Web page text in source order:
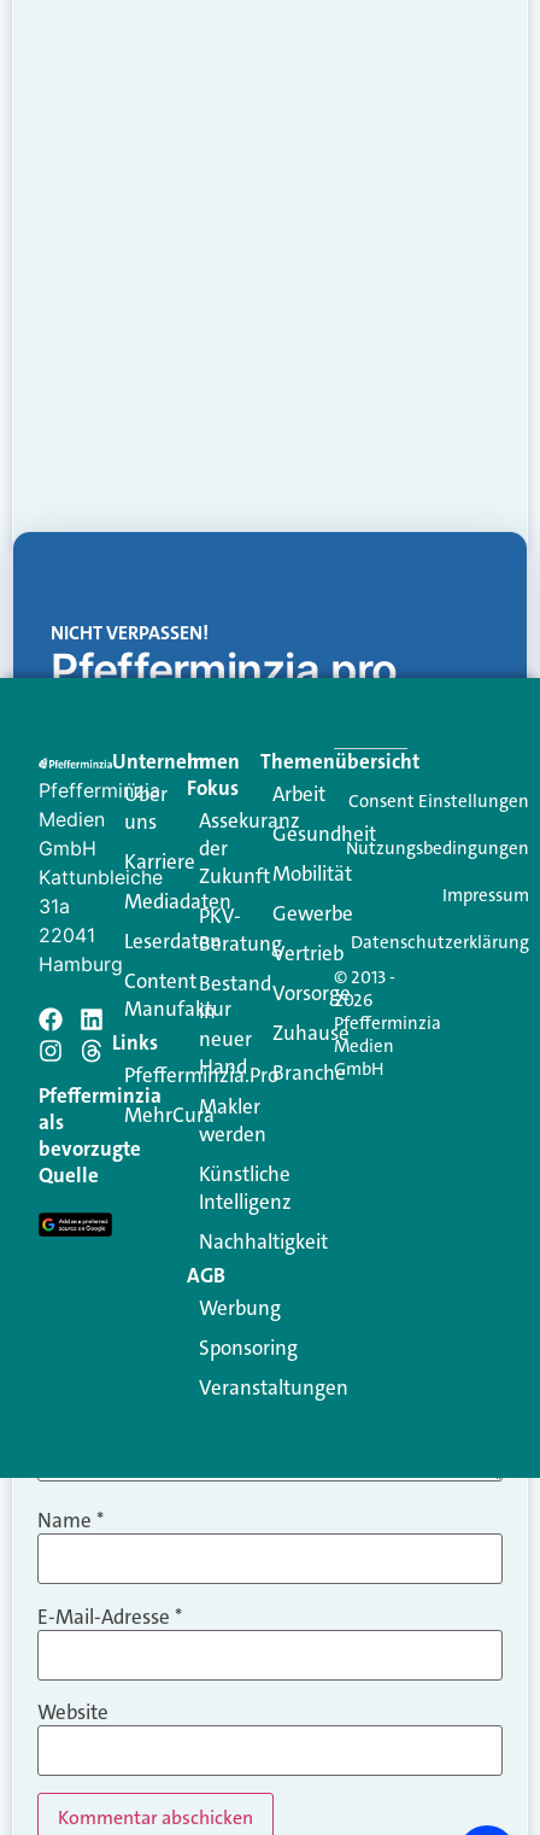
NICHT VERPASSEN!
Pfefferminzia.pro
Creator für Ihre Kundenkommunikation. Alles, was
Ihren Vertriebsalltag leichter macht. Mit nur einem
Login.
Jetzt anmelden
Schreiben Sie einen
Kommentar
Ihre E-Mail-Adresse wird nicht veröffentlicht.
Erforderliche Felder sind mit
Kommentar
Name *
E-Mail-Adresse *
Website
Pfefferminzia
Medien
GmbH
Kattunbleiche
31a
22041
Hamburg
Pfefferminzia
als
bevorzugte
Quelle
Unternehmen
Über
uns
Karriere
Mediadaten
Leserdaten
Content
Manufaktur
Links
Pfefferminzia.Pro
MehrCura
Im
Fokus
Assekuranz
der
Zukunft
PKV-
Beratung
Bestand
in
neuer
Hand
Makler
werden
Künstliche
Intelligenz
Nachhaltigkeit
AGB
Werbung
Sponsoring
Veranstaltungen
Themenübersicht
Arbeit
Gesundheit
Mobilität
Gewerbe
Vertrieb
Vorsorge
Zuhause
Branche
© 2013 -
2026
Pfefferminzia
Medien
GmbH
Consent Einstellungen
Nutzungsbedingungen
Impressum
Datenschutzerklärung